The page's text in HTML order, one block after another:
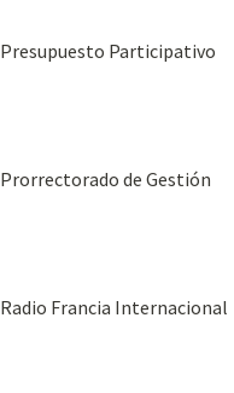
Presupuesto Participativo
Prorrectorado de Gestión
Radio Francia Internacional